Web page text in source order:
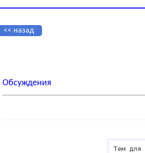
<< назад
Обсуждения
Тем для